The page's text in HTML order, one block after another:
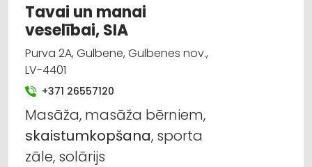
Tavai un manai
veselībai, SIA
Purva 2A, Gulbene, Gulbenes nov.,
LV-4401
+371 26557120
Masāža, masāža bērniem,
skaistumkopšana, sporta
zāle, solārijs